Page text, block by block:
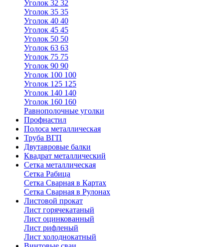
Уголок 32 32
Уголок 35 35
Уголок 40 40
Уголок 45 45
Уголок 50 50
Уголок 63 63
Уголок 75 75
Уголок 90 90
Уголок 100 100
Уголок 125 125
Уголок 140 140
Уголок 160 160
Равнополочные уголки
Профнастил
Полоса металлическая
Труба ВГП
Двутавровые балки
Квадрат металлический
Сетка металлическая
Сетка Рабица
Сетка Сварная в Картах
Сетка Сварная в Рулонах
Листовой прокат
Лист горячекатаный
Лист оцинкованный
Лист рифленый
Лист холоднокатный